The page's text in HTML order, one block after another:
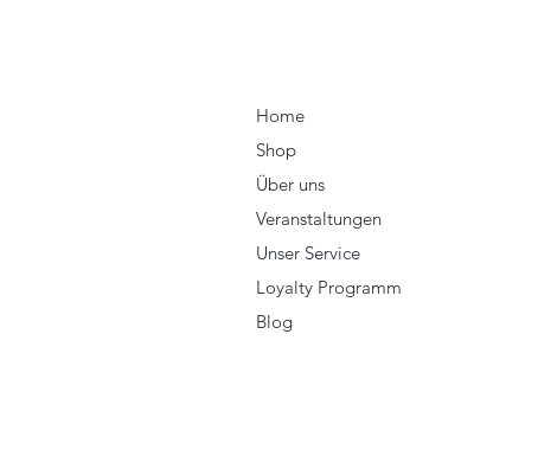
Home
Shop
Über uns
Veranstaltungen
Unser Service
Loyalty Programm
Blog